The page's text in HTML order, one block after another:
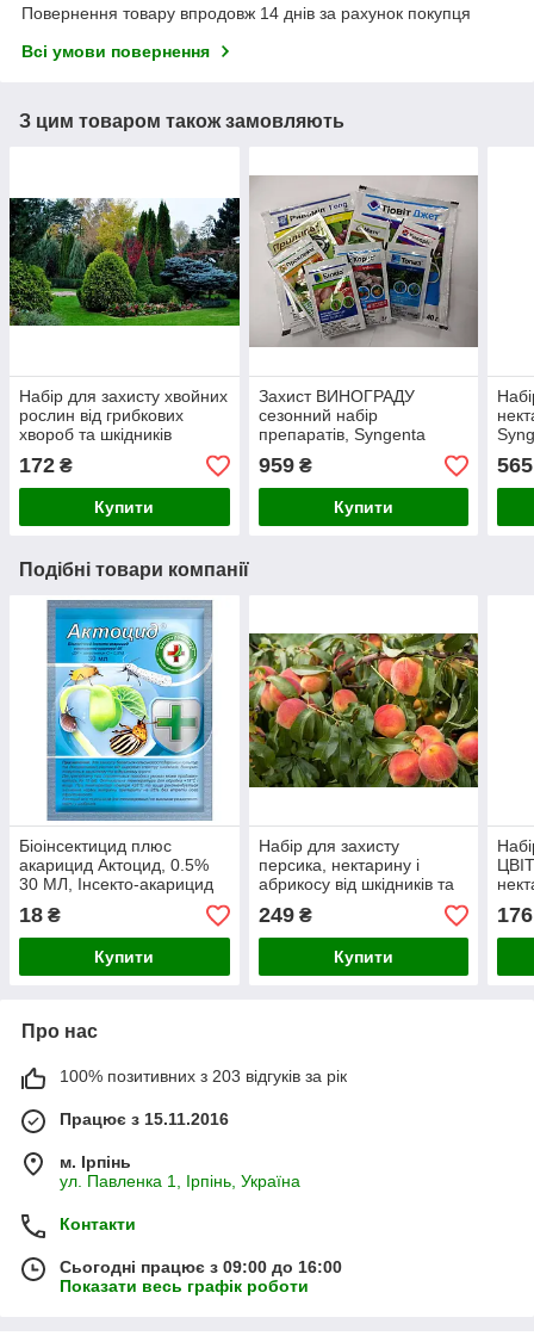
Повернення товару впродовж 14 днів за рахунок покупця
Всі умови повернення
З цим товаром також замовляють
Набір для захисту хвойних
рослин від грибкових
хвороб та шкідників
Syngenta
172 ₴
Купити
Захист ВИНОГРАДУ
сезонний набір
препаратів, Syngenta
959₴
Купити
565
Подібні товари компанії
Біоінсектицид плюс
акарицид Актоцид, 0.5%
30 МЛ, Інсекто-акарицид
18 ₴
Купити
Набір для захисту
персика, нектарину і
абрикосу від шкідників та
249₴
Купити
176
Про нас
100% позитивних з 203 відгуків за рік
Працює з 15.11.2016
м. Ірпінь
ул. Павленка 1, Ірпінь, Україна
Контакти
Сьогодні працює з 09:00 до 16:00
Показати весь графік роботи